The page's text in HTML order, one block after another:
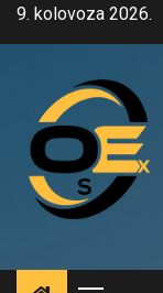
Skip9. kolovoza 2026.